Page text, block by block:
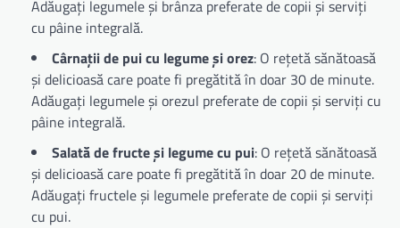
Adăugați legumele și brânza preferate de copii și serviți
cu pâine integrală.
Cârnații de pui cu legume și orez: O rețetă sănătoasă
și delicioasă care poate fi pregătită în doar 30 de minute.
Adăugați legumele și orezul preferate de copii și serviți cu
pâine integrală.
Salată de fructe și legume cu pui: O rețetă sănătoasă
și delicioasă care poate fi pregătită în doar 20 de minute.
Adăugați fructele și legumele preferate de copii și serviți
cu pui.